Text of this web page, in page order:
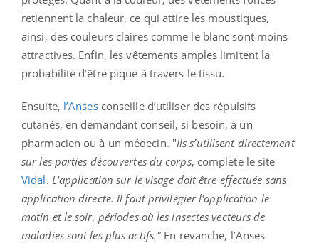
retiennent la chaleur, ce qui attire les moustiques,
ainsi, des couleurs claires comme le blanc sont moins
attractives. Enfin, les vêtements amples limitent la
probabilité d’être piqué à travers le tissu.
Ensuite, l’Ansesconseille d’utiliser des répulsifs
cutanés, en demandant conseil, si besoin, à un
pharmacien ou à un médecin. "Ils s’utilisent directement
sur les parties découvertes du corps, complète le site
Vidal. L'application sur le visage doit être effectuée sans
application directe. Il faut privilégier l'application le
matin et le soir, périodes où les insectes vecteurs de
maladies sont les plus actifs." En revanche, l’Anses